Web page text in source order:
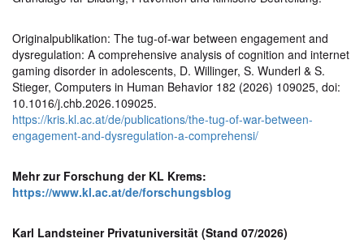
Originalpublikation: The tug-of-war between engagement and
dysregulation: A comprehensive analysis of cognition and internet
gaming disorder in adolescents, D. Willinger, S. Wunderl & S.
Stieger, Computers in Human Behavior 182 (2026) 109025, doi:
10.1016/j.chb.2026.109025.
https://kris.kl.ac.at/de/publications/the-tug-of-war-between-
engagement-and-dysregulation-a-comprehensi/
Mehr zur Forschung der KL Krems:
https://www.kl.ac.at/de/forschungsblog
Karl Landsteiner Privatuniversität (Stand 07/2026)